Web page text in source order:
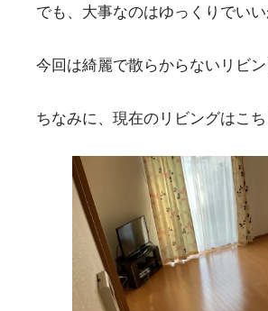
でも、大事なのはゆっくりでい
今回は綺麗で散らからないリビ
ちなみに、現在のリビングはこち